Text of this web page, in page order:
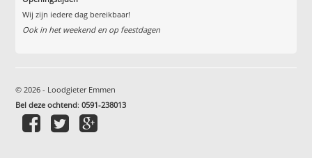
Wij zijn iedere dag bereikbaar!
Ook in het weekend en op feestdagen
© 2026 - Loodgieter Emmen
Bel deze ochtend:0591-238013